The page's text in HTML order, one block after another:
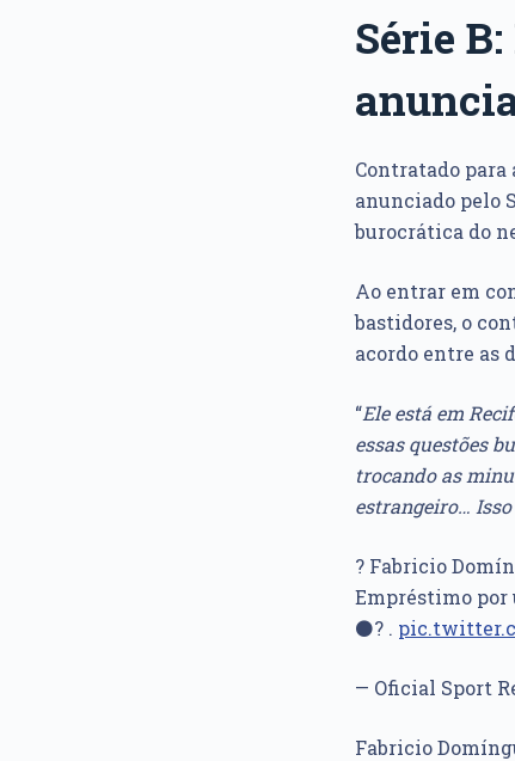
Série
Contratado para
anunciado pelo
burocrática do
Ao entrar em
bastidores, o
acordo entre as
“Ele está em
essas questões
trocando as
estrangeiro…
? Fabricio
Empréstimo por
⚫️? .
— Oficial Sport
Fabricio